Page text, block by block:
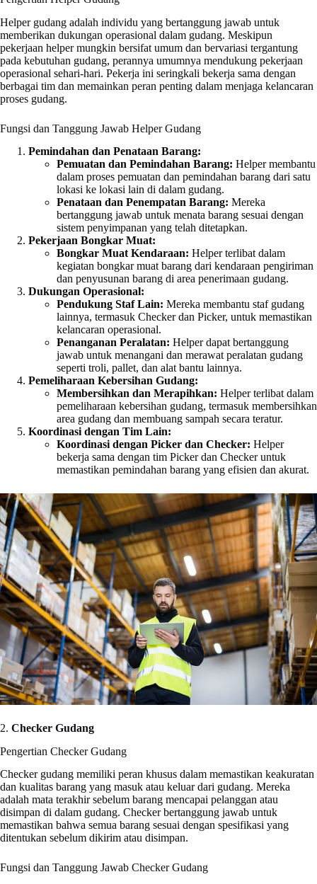
Helper gudang adalah individu yang bertanggung jawab untuk
memberikan dukungan operasional dalam gudang. Meskipun
pekerjaan helper mungkin bersifat umum dan bervariasi tergantung
pada kebutuhan gudang, perannya umumnya mendukung pekerjaan
operasional sehari-hari. Pekerja ini seringkali bekerja sama dengan
berbagai tim dan memainkan peran penting dalam menjaga kelancaran
proses gudang.
Fungsi dan Tanggung Jawab Helper Gudang
Pemindahan dan Penataan Barang:
Pemuatan dan Pemindahan Barang: Helper membantu
dalam proses pemuatan dan pemindahan barang dari satu
lokasi ke lokasi lain di dalam gudang.
Penataan dan Penempatan Barang: Mereka
bertanggung jawab untuk menata barang sesuai dengan
sistem penyimpanan yang telah ditetapkan.
Pekerjaan Bongkar Muat:
Bongkar Muat Kendaraan: Helper terlibat dalam
kegiatan bongkar muat barang dari kendaraan pengiriman
dan penyusunan barang di area penerimaan gudang.
Dukungan Operasional:
Pendukung Staf Lain: Mereka membantu staf gudang
lainnya, termasuk Checker dan Picker, untuk memastikan
kelancaran operasional.
Penanganan Peralatan: Helper dapat bertanggung
jawab untuk menangani dan merawat peralatan gudang
seperti troli, pallet, dan alat bantu lainnya.
Pemeliharaan Kebersihan Gudang:
Membersihkan dan Merapihkan: Helper terlibat dalam
pemeliharaan kebersihan gudang, termasuk membersihkan
area gudang dan membuang sampah secara teratur.
Koordinasi dengan Tim Lain:
Koordinasi dengan Picker dan Checker: Helper
bekerja sama dengan tim Picker dan Checker untuk
memastikan pemindahan barang yang efisien dan akurat.
2. Checker Gudang
Pengertian Checker Gudang
Checker gudang memiliki peran khusus dalam memastikan keakuratan
dan kualitas barang yang masuk atau keluar dari gudang. Mereka
adalah mata terakhir sebelum barang mencapai pelanggan atau
disimpan di dalam gudang. Checker bertanggung jawab untuk
memastikan bahwa semua barang sesuai dengan spesifikasi yang
ditentukan sebelum dikirim atau disimpan.
Fungsi dan Tanggung Jawab Checker Gudang